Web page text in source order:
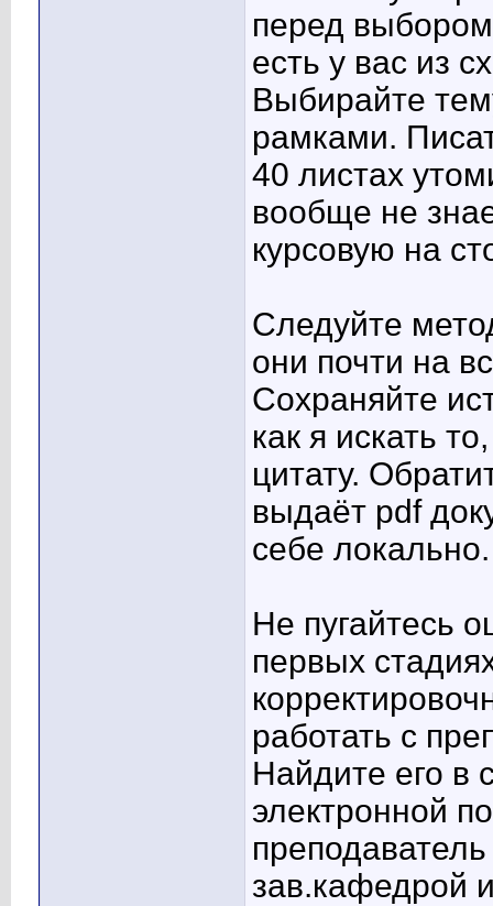
перед
есть у вас из
Выбирайте
рамками.
40 листах
вообще не
курсовую на
Следуйте
они почти на
Сохраняйте
как я искать
цитату.
выдаёт pdf
себе локально.
Не пугайтесь
первых
работать с
Найдите его в
электронной
зав.кафедрой